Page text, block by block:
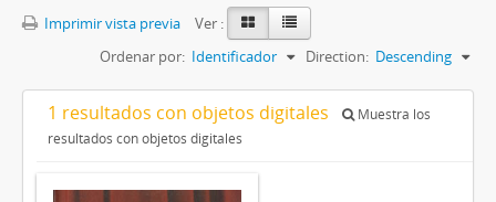
Imprimir vista previa
Ver :
Ordenar por: Identificador Direction: Descending
1 resultados con objetos digitales
Muestra los
resultados con objetos digitales